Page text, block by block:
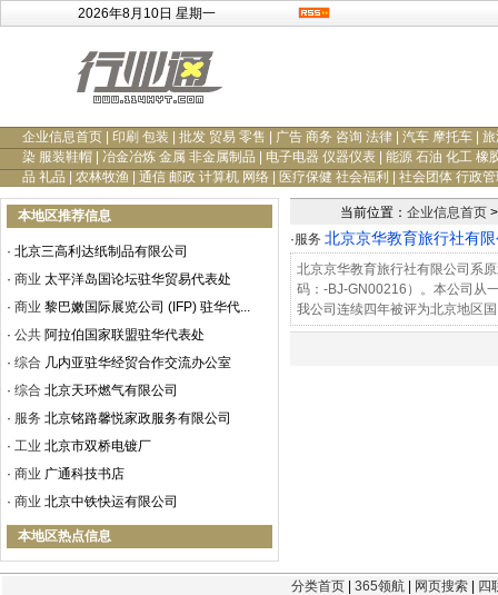
2026年8月10日 星期一
企业信息首页 印刷 包装 批发 贸易 零售 广告 商务 咨询 法律 汽车 摩托车
旅
染 服装鞋帽
冶金冶炼 金属 非金属制品 电子电器 仪器仪表
能源 石油 化工 橡
品 礼品
农林牧渔 通信 邮政 计算机 网络 医疗保健 社会福利 社会团体 行政
本地区推荐信息
· 北京三高利达纸制品有限公司
· 商业 太平洋岛国论坛驻华贸易代表处
· 商业 黎巴嫩国际展览公司 (IFP) 驻华代...
· 公共 阿拉伯国家联盟驻华代表处
· 综合 几内亚驻华经贸合作交流办公室
· 综合 北京天环燃气有限公司
· 服务 北京铭路馨悦家政服务有限公司
· 工业 北京市双桥电镀厂
· 商业 广通科技书店
· 商业 北京中铁快运有限公司
本地区热点信息
当前位置： 企业信息首页
·服务 北京京华教育旅行社有
北京京华教育旅行社有限公司系
码：-BJ-GN00216）。本公司从
我公司连续四年被评为北京地
分类首页 365领航 网页搜索 四